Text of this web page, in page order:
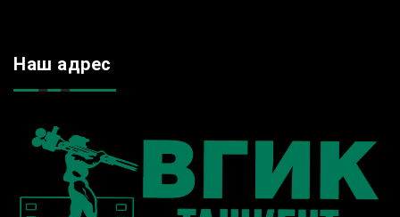
Наш адрес